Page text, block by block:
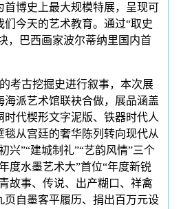
首博史上最大规模特展，呈现可
今天的艺术教育。通过“取史
，巴西画家波尔蒂纳里国内首
古挖掘史进行叙事，本次展
海派艺术馆联袂合做，展品涵盖
时代楔形文字泥版、铁器时代人
毯从宫廷的奢华陈列转向现代从
兴”“建城制礼”“艺韵风情”三个
度水墨艺术大”首位“年度新锐
故事、传说、出产糊口、祥禽
页自墨客平履历、捐出百万元设